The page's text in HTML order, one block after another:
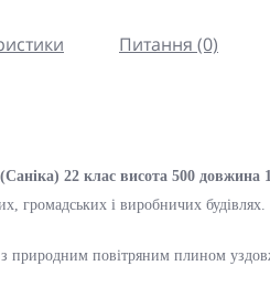
Питання (0)
22 клас висота 500 довжина
громадських і виробничих будівлях.
з природним повітряним плином